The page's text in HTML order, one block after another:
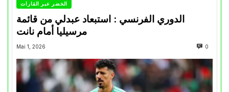
الخضر عبر القارات
الدوري الفرنسي : استبعاد عبدلي من قائمة
مرسيليا أمام نانت
Mai 1, 2026 0